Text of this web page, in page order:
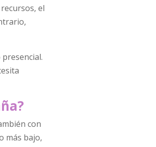
el
con
más bajo,